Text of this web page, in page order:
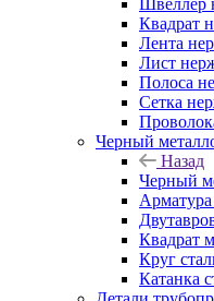
Швеллер
Квадрат
Лента
Лист
Полоса
Сетка
Черный
Назад
Черный
Арматура
Квадрат
Круг
Катанка